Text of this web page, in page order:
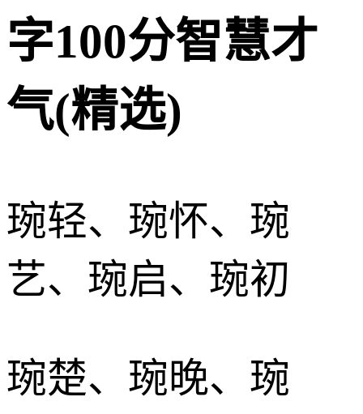
字100分智慧才
气(精选)
琬轻、琬怀、琬
艺、琬启、琬初
琬楚、琬晚、琬